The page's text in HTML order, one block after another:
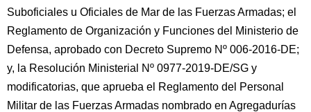
Suboficiales u Oficiales de Mar de las Fuerzas Armadas; el
Reglamento de Organización y Funciones del Ministerio de
Defensa, aprobado con Decreto Supremo Nº 006-2016-DE;
y, la Resolución Ministerial Nº 0977-2019-DE/SG y
modificatorias, que aprueba el Reglamento del Personal
Militar de las Fuerzas Armadas nombrado en Agregadurías